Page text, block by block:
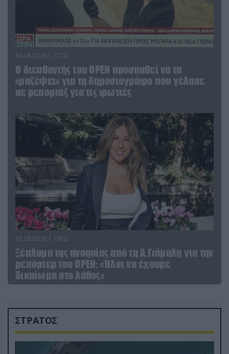
04.08.2026 | 12:02
O διευθυντής του OPEN προσπαθεί να τα
«μαζέψει» για τη δημοσιογράφο που γέλασε
σε ρεπορτάζ για τις φωτιές
03.08.2026 | 19:02
Ξέπλυμα της ανοησίας από τη Α.Γιάμαλη για την
ρεπόρτερ του ΟΡΕΝ: «Όλοι να έχουμε
δικαίωμα στο λάθος»
ΣΤΡΑΤΟΣ